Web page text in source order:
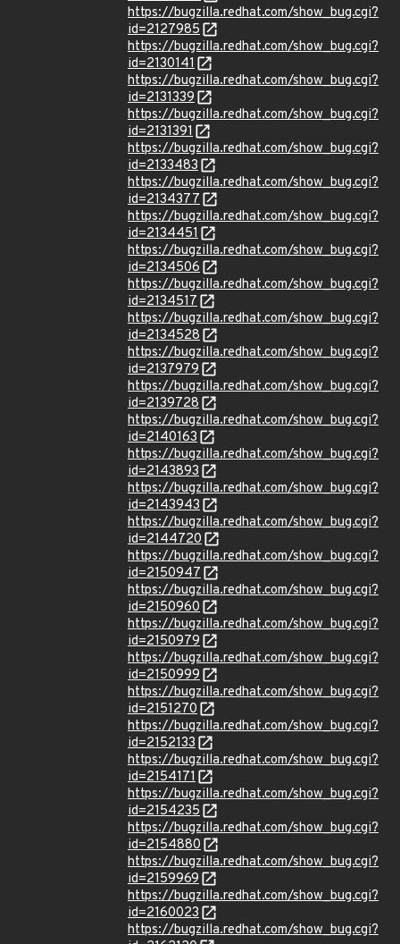
https://bugzilla.redhat.com/show_bug.cgi?
id=2127985
https://bugzilla.redhat.com/show_bug.cgi?
id=2130141
https://bugzilla.redhat.com/show_bug.cgi?
id=2131339
https://bugzilla.redhat.com/show_bug.cgi?
id=2131391
https://bugzilla.redhat.com/show_bug.cgi?
id=2133483
https://bugzilla.redhat.com/show_bug.cgi?
id=2134377
https://bugzilla.redhat.com/show_bug.cgi?
id=2134451
https://bugzilla.redhat.com/show_bug.cgi?
id=2134506
https://bugzilla.redhat.com/show_bug.cgi?
id=2134517
https://bugzilla.redhat.com/show_bug.cgi?
id=2134528
https://bugzilla.redhat.com/show_bug.cgi?
id=2137979
https://bugzilla.redhat.com/show_bug.cgi?
id=2139728
https://bugzilla.redhat.com/show_bug.cgi?
id=2140163
https://bugzilla.redhat.com/show_bug.cgi?
id=2143893
https://bugzilla.redhat.com/show_bug.cgi?
id=2143943
https://bugzilla.redhat.com/show_bug.cgi?
id=2144720
https://bugzilla.redhat.com/show_bug.cgi?
id=2150947
https://bugzilla.redhat.com/show_bug.cgi?
id=2150960
https://bugzilla.redhat.com/show_bug.cgi?
id=2150979
https://bugzilla.redhat.com/show_bug.cgi?
id=2150999
https://bugzilla.redhat.com/show_bug.cgi?
id=2151270
https://bugzilla.redhat.com/show_bug.cgi?
id=2152133
https://bugzilla.redhat.com/show_bug.cgi?
id=2154171
https://bugzilla.redhat.com/show_bug.cgi?
id=2154235
https://bugzilla.redhat.com/show_bug.cgi?
id=2154880
https://bugzilla.redhat.com/show_bug.cgi?
id=2159969
https://bugzilla.redhat.com/show_bug.cgi?
id=2160023
https://bugzilla.redhat.com/show_bug.cgi?